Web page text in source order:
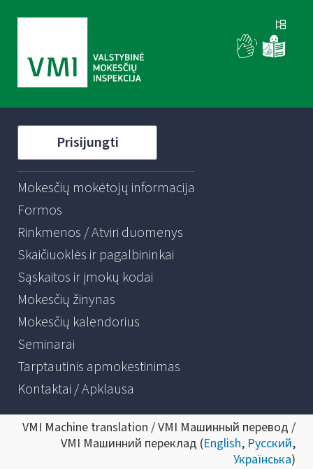
Prisijungti
Mokesčių mokėtojų informacija
Formos
Rinkmenos / Atviri duomenys
Skaičiuoklės ir pagalbininkai
Sąskaitos ir įmokų kodai
Mokesčių žinynas
Mokesčių kalendorius
Seminarai
Tarptautinis apmokestinimas
Kontaktai / Apklausa
VMI Machine translation / VMI Машинный перевод /
VMI Машинний переклад (English, Русский,
Українська)